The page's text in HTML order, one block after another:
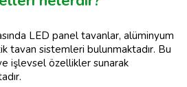
LED panel tavanlar, alüminyum
tavan sistemleri bulunmaktadır. Bu
işlevsel özellikler sunarak